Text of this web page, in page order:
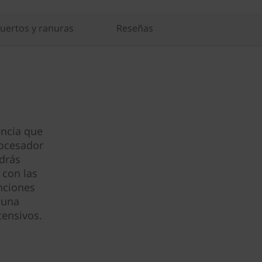
y ranuras Reseñas
que
las